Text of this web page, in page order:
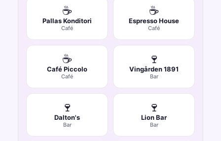
☕
Pallas Konditori
Café
☕
Espresso House
Café
☕
Café Piccolo
Café
🍷
Vingården 1891
Bar
🍷
Dalton's
Bar
🍷
Lion Bar
Bar